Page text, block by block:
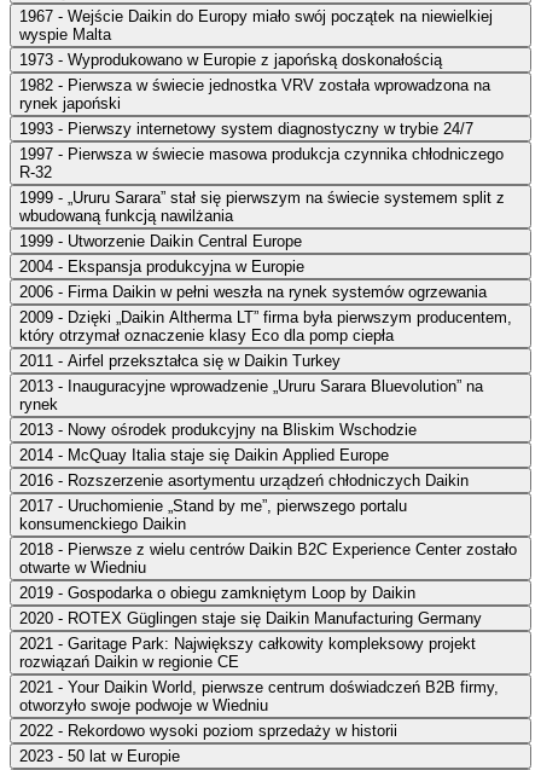
1967 - Wejście Daikin do Europy miało swój początek na niewielkiej
wyspie Malta
1973 - Wyprodukowano w Europie z japońską doskonałością
1982 - Pierwsza w świecie jednostka VRV została wprowadzona na
rynek japoński
1993 - Pierwszy internetowy system diagnostyczny w trybie 24/7
1997 - Pierwsza w świecie masowa produkcja czynnika chłodniczego
R-32
1999 - „Ururu Sarara” stał się pierwszym na świecie systemem split z
wbudowaną funkcją nawilżania
1999 - Utworzenie Daikin Central Europe
2004 - Ekspansja produkcyjna w Europie
2006 - Firma Daikin w pełni weszła na rynek systemów ogrzewania
2009 - Dzięki „Daikin Altherma LT” firma była pierwszym producentem,
który otrzymał oznaczenie klasy Eco dla pomp ciepła
2011 - Airfel przekształca się w Daikin Turkey
2013 - Inauguracyjne wprowadzenie „Ururu Sarara Bluevolution” na
rynek
2013 - Nowy ośrodek produkcyjny na Bliskim Wschodzie
2014 - McQuay Italia staje się Daikin Applied Europe
2016 - Rozszerzenie asortymentu urządzeń chłodniczych Daikin
2017 - Uruchomienie „Stand by me”, pierwszego portalu
konsumenckiego Daikin
2018 - Pierwsze z wielu centrów Daikin B2C Experience Center zostało
otwarte w Wiedniu
2019 - Gospodarka o obiegu zamkniętym Loop by Daikin
2020 - ROTEX Güglingen staje się Daikin Manufacturing Germany
2021 - Garitage Park: Największy całkowity kompleksowy projekt
rozwiązań Daikin w regionie CE
2021 - Your Daikin World, pierwsze centrum doświadczeń B2B firmy,
otworzyło swoje podwoje w Wiedniu
2022 - Rekordowo wysoki poziom sprzedaży w historii
2023 - 50 lat w Europie